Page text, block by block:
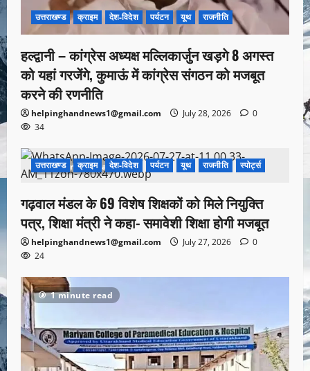
उत्तराखण्ड क्राइम देश-विदेश पर्यटन यूथ राजनीति
हल्द्वानी – कांग्रेस अध्यक्ष मल्लिकार्जुन खड़गे 8 अगस्त
को यहां गरजेंगे, कुमाऊं में कांग्रेस संगठन को मजबूत
करने की रणनीति
helpinghandnews1@gmail.com July 28, 2026
0
34
1 minute read
उत्तराखण्ड क्राइम देश-विदेश पर्यटन यूथ राजनीति स्पोर्ट्स
गढ़वाल मंडल के 69 विशेष शिक्षकों को मिले नियुक्ति
पत्र, शिक्षा मंत्री ने कहा- समावेशी शिक्षा होगी मजबूत
helpinghandnews1@gmail.com July 27, 2026
0
24
1 minute read